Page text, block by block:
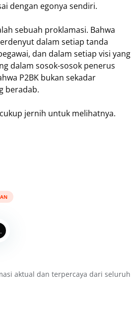
dengan egonya sendiri.
sebuah proklamasi. Bahwa
dalam setiap tanda
dan dalam setiap visi yang
dalam sosok-sosok penerus
P2BK bukan sekadar
beradab.
jernih untuk melihatnya.
aktual dan terpercaya dari seluruh